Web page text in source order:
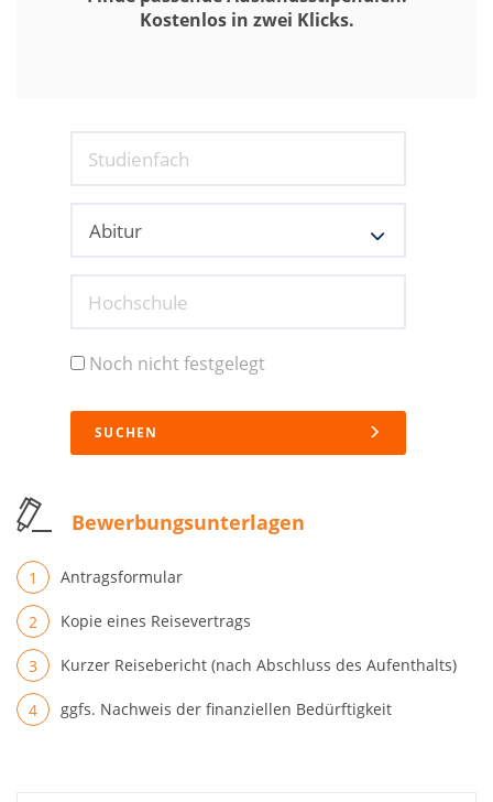
Kostenlos in zwei Klicks.
Studienfach
Hochschule
Noch nicht festgelegt
SUCHEN
Bewerbungsunterlagen
Antragsformular
Kopie eines Reisevertrags
Kurzer Reisebericht (nach Abschluss des Aufenthalts)
ggfs. Nachweis der finanziellen Bedürftigkeit